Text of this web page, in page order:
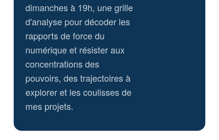
dimanches à 19h, une grille
d'analyse pour décoder les
rapports de force du
numérique et résister aux
concentrations des
pouvoirs, des trajectoires à
explorer et les coulisses de
mes projets.